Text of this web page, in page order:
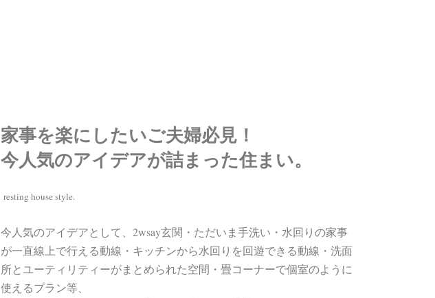
家事を楽にしたいご夫婦必見！
今人気のアイデアが詰まった住まい。
resting housestyle.
今人気のアイデアとして、2wsay玄関・ただいま手洗い・水回りの家事
が一直線上で行える動線・キッチンから水回りを回遊できる動線・洗面
所とユーティリティーがまとめられた空間・畳コーナーで個室のように
使えるプラン等、